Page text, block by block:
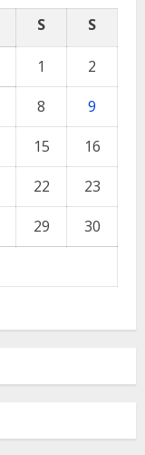
S S
1
2
8
9
15
16
22
23
29
30